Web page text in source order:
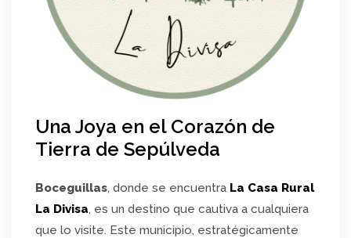
Una Joya en el Corazón de
Tierra de Sepúlveda
Boceguillas, donde se encuentra La Casa Rural
La Divisa, es un destino que cautiva a cualquiera
que lo visite. Este municipio, estratégicamente